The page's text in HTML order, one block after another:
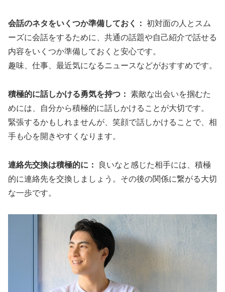
会話のネタをいくつか準備しておく： 初対面の人とスム
ーズに会話をするために、共通の話題や自己紹介で話せる
内容をいくつか準備しておくと安心です。
趣味、仕事、最近気になるニュースなどがおすすめです。
積極的に話しかける勇気を持つ： 素敵な出会いを掴むた
めには、自分から積極的に話しかけることが大切です。
緊張するかもしれませんが、笑顔で話しかけることで、相
手も心を開きやすくなります。
連絡先交換は積極的に：
良いなと感じた相手には、積極
的に連絡先を交換しましょう。その後の関係に繋がる大切
な一歩です。